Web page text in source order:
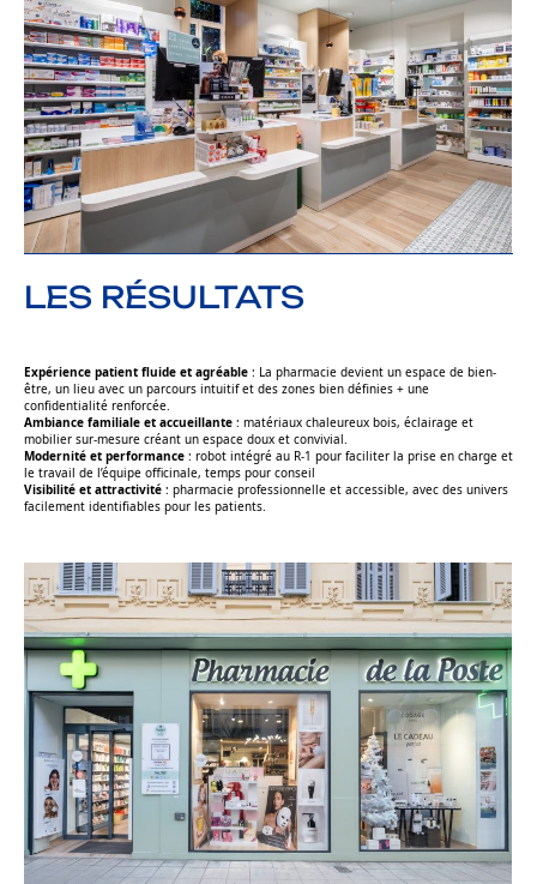
LES RÉSULTATS
Expérience patient fluide et agréable : La pharmacie devient un espace de bien-
être, un lieu avec un parcours intuitif et des zones bien définies + une
confidentialité renforcée.
Ambiance familiale et accueillante : matériaux chaleureux bois, éclairage et
mobilier sur-mesure créant un espace doux et convivial.
Modernité et performance : robot intégré au R-1 pour faciliter la prise en charge et
le travail de l’équipe officinale, temps pour conseil
Visibilité et attractivité : pharmacie professionnelle et accessible, avec des univers
facilement identifiables pour les patients.